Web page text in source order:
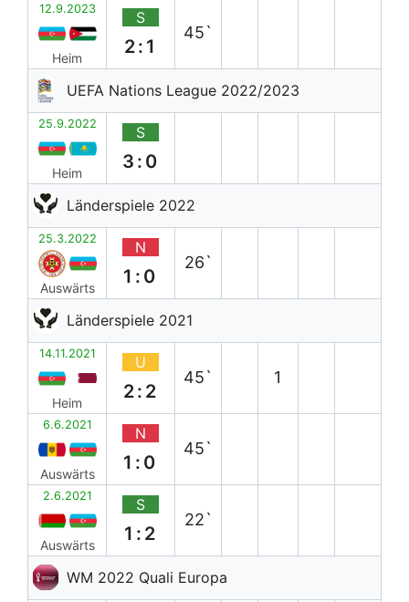
12.9.2023
Heim
S
2:1
45`
UEFA Nations League 2022/2023
25.9.2022
Heim
S
3:0
Länderspiele 2022
25.3.2022
Auswärts
N
1:0
26`
Länderspiele 2021
14.11.2021
Heim
U
2:2
45` 1
6.6.2021
Auswärts
N
1:0
45`
2.6.2021
Auswärts
S
1:2
22`
WM 2022 Quali Europa